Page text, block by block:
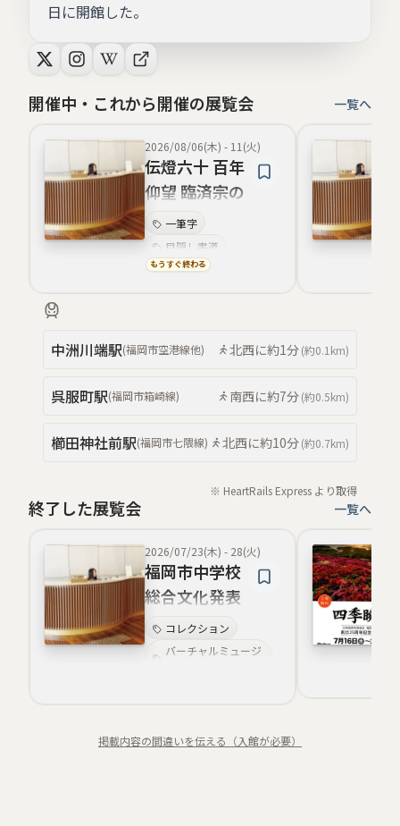
日に開館した。
開催中・これから開催の展覧会 一覧へ
2026/08/06(木) - 11(火)
伝燈六十 百年
仰望 臨済宗の
伝燈を受け継
ぐ60年 大師の
100年を偲ぶ
一筆字
目隠し書道
文化美
もうすぐ終わる
中洲川端駅(福岡市空港線他) 北西に約1分(約0.1km)
呉服町駅(福岡市箱崎線) 南西に約7分(約0.5km)
櫛田神社前駅(福岡市七隈線) 北西に約10分(約0.7km)
※ HeartRails Express より取得
終了した展覧会 一覧へ
2026/07/23(木) - 28(火)
福岡市中学校
総合文化発表
会 美術部合同
作品展【夏
コレクション
バーチャルミュージ
ン・レジデンス
掲載内容の間違いを伝える（入館が必要）